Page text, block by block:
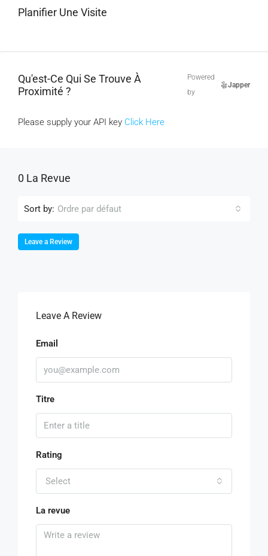
Planifier Une Visite
Qu'est-Ce Qui Se Trouve À
Proximité ?
Powered
by
Japper
Please supply your API key Click Here
0 La Revue
Sort by: Ordre par défaut
Leave a Review
Leave A Review
Email
Titre
Rating
Select
La revue